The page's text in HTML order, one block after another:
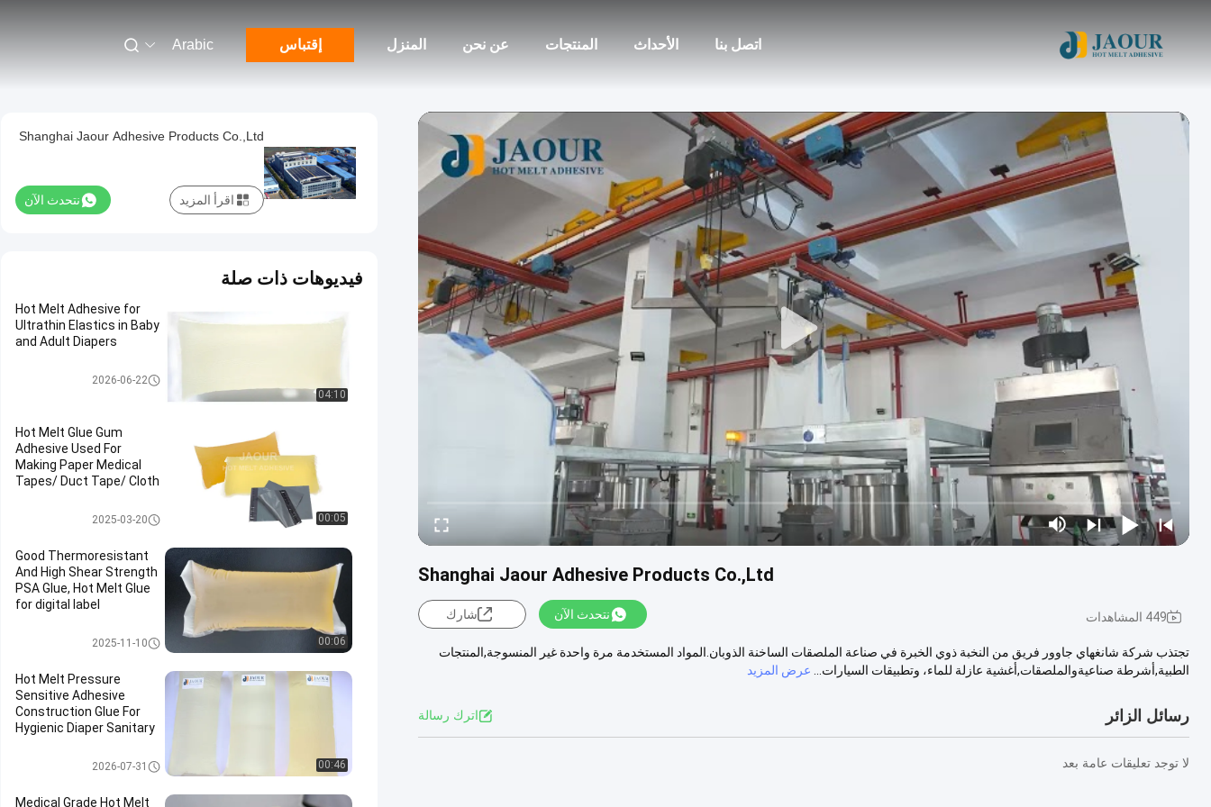
المنزل عن نحن المنتجات الأحداث اتصل بنا إقتباس Arabic
Shanghai Jaour Adhesive Products Co.,Ltd
449 المشاهدات نتحدث الآن شارك
تجتذب شركة شانغهاي جاوور فريق من النخبة ذوي الخبرة في صناعة الملصقات الساخنة الذوبان.المواد المستخدمة مرة واحدة غير المنسوجة,المنتجات
الطبية,أشرطة صناعيةوالملصقات,أغشية عازلة للماء، وتطبيقات السيارات...
عرض المزيد
رسائل الزائر اترك رسالة
لا توجد تعليقات عامة بعد
Shanghai Jaour Adhesive Products Co.,Ltd
نتحدث الآن اقرأ المزيد
فيديوهات ذات صلة
04:10
Hot Melt Adhesive for
Ultrathin Elastics in Baby
and Adult Diapers
لاصقة PSA تذوب الساخنة
2026-06-22
00:05
Hot Melt Glue Gum
Adhesive Used For
Making Paper Medical
Tapes/ Duct Tape/ Cloth
مادة لاصقة حساسة للضغط تذوب
2025-03-20
00:06
Good Thermoresistant
And High Shear Strength
PSA Glue, Hot Melt Glue
for digital label
مادة لاصقة حساسة للضغط تذوب
2025-11-10
00:46
Hot Melt Pressure
Sensitive Adhesive
Construction Glue For
Hygienic Diaper Sanitary
لاصقة PSA تذوب الساخنة
2026-07-31
Medical Grade Hot Melt